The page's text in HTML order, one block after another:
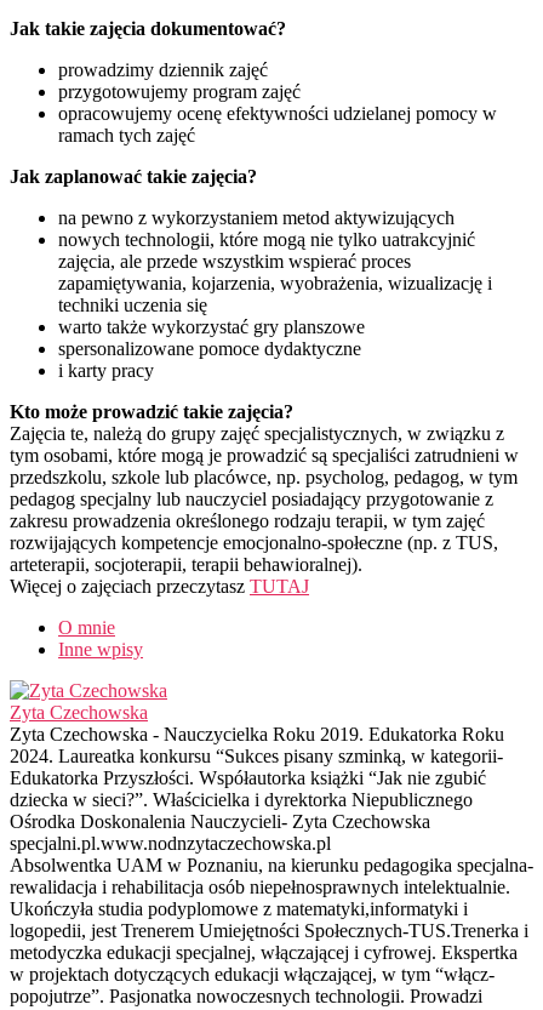
Jak takie zajęcia dokumentować?
prowadzimy dziennik zajęć
przygotowujemy program zajęć
opracowujemy ocenę efektywności udzielanej pomocy w
ramach tych zajęć
Jak zaplanować takie zajęcia?
na pewno z wykorzystaniem metod aktywizujących
nowych technologii, które mogą nie tylko uatrakcyjnić
zajęcia, ale przede wszystkim wspierać proces
zapamiętywania, kojarzenia, wyobrażenia, wizualizację i
techniki uczenia się
warto także wykorzystać gry planszowe
spersonalizowane pomoce dydaktyczne
i karty pracy
Kto może prowadzić takie zajęcia?
Zajęcia te, należą do grupy zajęć specjalistycznych, w związku z
tym osobami, które mogą je prowadzić są specjaliści zatrudnieni w
przedszkolu, szkole lub placówce, np. psycholog, pedagog, w tym
pedagog specjalny lub nauczyciel posiadający przygotowanie z
zakresu prowadzenia określonego rodzaju terapii, w tym zajęć
rozwijających kompetencje emocjonalno-społeczne (np. z TUS,
arteterapii, socjoterapii, terapii behawioralnej).
Więcej o zajęciach przeczytasz TUTAJ
O mnie
Inne wpisy
Zyta Czechowska
Zyta Czechowska - Nauczycielka Roku 2019. Edukatorka Roku
2024. Laureatka konkursu “Sukces pisany szminką, w kategorii-
Edukatorka Przyszłości. Współautorka książki “Jak nie zgubić
dziecka w sieci?”. Właścicielka i dyrektorka Niepublicznego
Ośrodka Doskonalenia Nauczycieli- Zyta Czechowska
specjalni.pl.www.nodnzytaczechowska.pl
Absolwentka UAM w Poznaniu, na kierunku pedagogika specjalna-
rewalidacja i rehabilitacja osób niepełnosprawnych intelektualnie.
Ukończyła studia podyplomowe z matematyki,informatyki i
logopedii, jest Trenerem Umiejętności Społecznych-TUS.Trenerka i
metodyczka edukacji specjalnej, włączającej i cyfrowej. Ekspertka
w projektach dotyczących edukacji włączającej, w tym “włącz-
popojutrze”. Pasjonatka nowoczesnych technologii. Prowadzi